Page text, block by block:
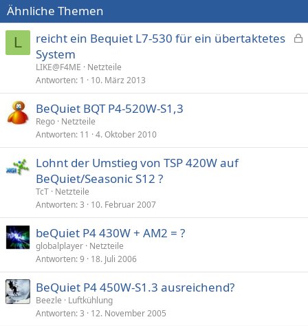
Ähnliche Themen
L
e
reicht ein Bequiet L7-530 für ein übertaktetes
System
LIKE@F4ME
Netzteile
Antworten 1 10. März 2013
BeQuiet BQT P4-520W-S1,3
Rego Netzteile
Antworten 11 4. Oktober 2010
Lohnt der Umstieg von TSP 420W auf
BeQuiet/Seasonic S12 ?
TcT Netzteile
Antworten 3 10. Februar 2007
beQuiet P4 430W + AM2 = ?
globalplayer Netzteile
Antworten 9 18. Juli 2006
BeQuiet P4 450W-S1.3 ausreichend?
Beezle
Luftkühlung
Antworten 3 12. November 2005